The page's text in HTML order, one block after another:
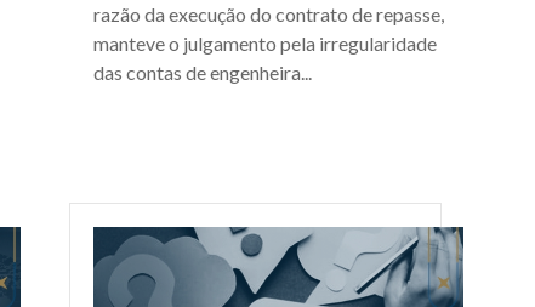
razão da execução do contrato de repasse,
manteve o julgamento pela irregularidade
das contas de engenheira...